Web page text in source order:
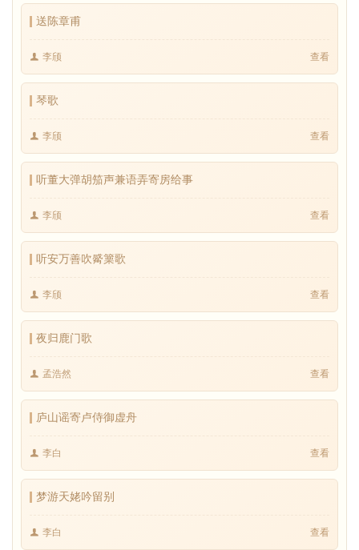
送陈章甫
李颀 查看
琴歌
李颀 查看
听董大弹胡笳声兼语弄寄房给事
李颀 查看
听安万善吹觱篥歌
李颀 查看
夜归鹿门歌
孟浩然 查看
庐山谣寄卢侍御虚舟
李白 查看
梦游天姥吟留别
李白 查看